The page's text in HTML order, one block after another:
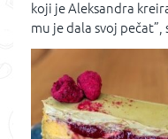
koji je Aleksandra
mu je dala svoj